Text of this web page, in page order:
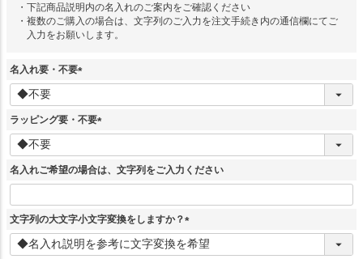
・下記商品説明内の名入れのご案内をご確認ください
・複数のご購入の場合は、文字列のご入力を注文手続き内の通信欄にてご
入力をお願いします。
名入れ要・不要
(
須
ラッピング要・不要
(
須
名入れご希望の場合は、文字列をご入力ください
文字列の大文字小文字変換をしますか？
(
必